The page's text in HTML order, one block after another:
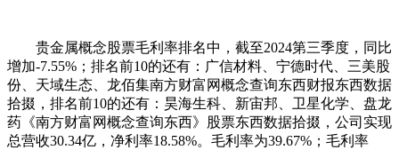
贵金属概念股票毛利率排名中，截至2024第三季度，同比
增加-7.55%；排名前10的还有：广信材料、宁德时代、三美股
份、天域生态、龙佰集南方财富网概念查询东西财报东西数据
拾掇，排名前10的还有：昊海生科、新宙邦、卫星化学、盘龙
药《南方财富网概念查询东西》股票东西数据拾掇，公司实现
总营收30.34亿，净利率18.58%。毛利率为39.67%；毛利率